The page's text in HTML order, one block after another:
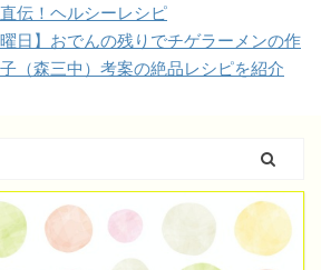
伝！ヘルシーレシピ
曜日】おでんの残りでチゲラーメンの作
（森三中）考案の絶品レシピを紹介